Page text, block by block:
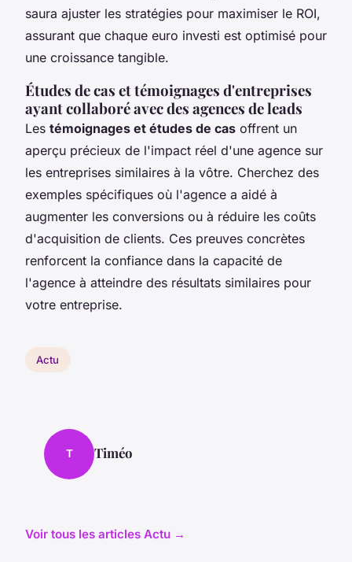
saura ajuster les stratégies pour maximiser le ROI,
assurant que chaque euro investi est optimisé pour
une croissance tangible.
Études de cas et témoignages d'entreprises
ayant collaboré avec des agences de leads
Les témoignages et études de cas offrent un
aperçu précieux de l'impact réel d'une agence sur
les entreprises similaires à la vôtre. Cherchez des
exemples spécifiques où l'agence a aidé à
augmenter les conversions ou à réduire les coûts
d'acquisition de clients. Ces preuves concrètes
renforcent la confiance dans la capacité de
l'agence à atteindre des résultats similaires pour
votre entreprise.
Actu
T Timéo
Voir tous les articles Actu →